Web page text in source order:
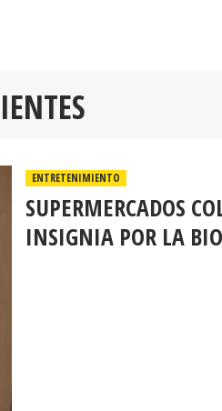
ENTRETENIMIENTO
SUPERMERCADOS
INSIGNIA POR LA